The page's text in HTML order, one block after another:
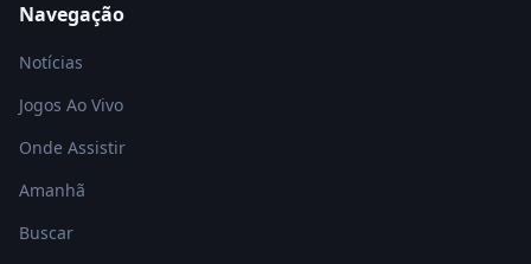
Navegação
Notícias
Jogos Ao Vivo
Onde Assistir
Amanhã
Buscar